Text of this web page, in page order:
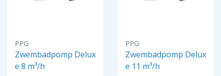
PPG
Zwembadpomp Delux
e 8 m³/h
PPG
Zwembadpomp Delux
e 11 m³/h